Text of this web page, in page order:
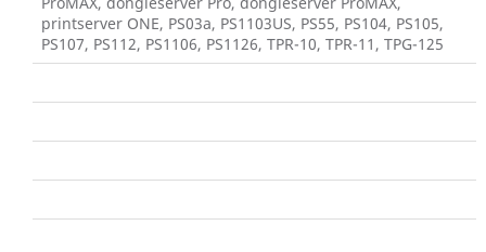
printserver ONE, PS03a, PS1103US, PS55, PS104, PS105,
PS107, PS112, PS1106, PS1126, TPR-10, TPR-11, TPG-125